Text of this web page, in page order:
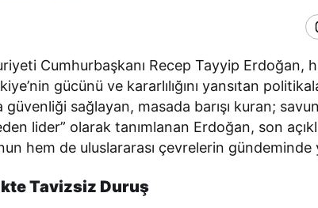
Cumhurbaşkanı Recep Tayyip Erdoğan,
gücünü ve kararlılığını yansıtan
güvenliği sağlayan, masada barışı kuran;
lider” olarak tanımlanan Erdoğan, son
hem de uluslararası çevrelerin gündeminde
Tavizsiz Duruş